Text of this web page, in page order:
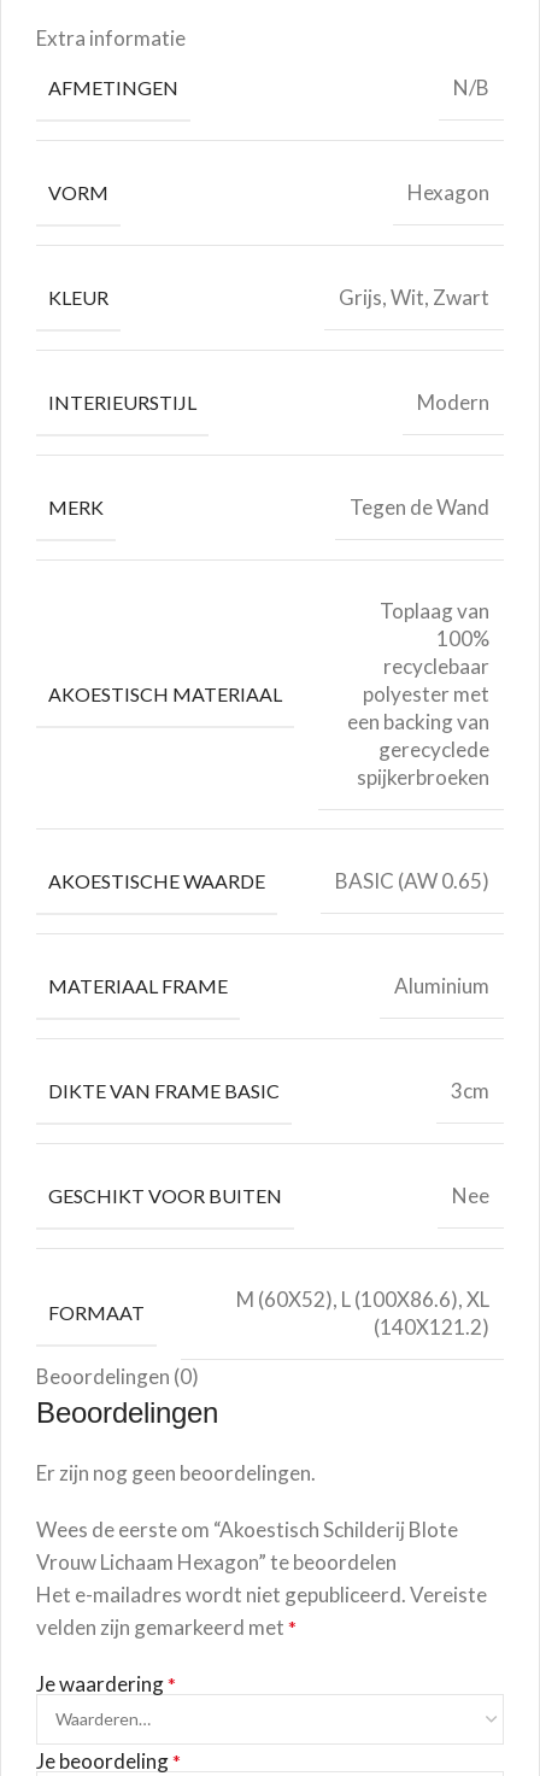
Extra informatie
AFMETINGEN N/B
VORM Hexagon
KLEUR Grijs, Wit, Zwart
INTERIEURSTIJL Modern
MERK Tegen de Wand
AKOESTISCH MATERIAAL
Toplaag van
100%
recyclebaar
polyester met
een backing van
gerecyclede
spijkerbroeken
AKOESTISCHE WAARDE BASIC (AW 0.65)
MATERIAAL FRAME Aluminium
DIKTE VAN FRAME BASIC 3cm
GESCHIKT VOOR BUITEN Nee
FORMAAT
M (60X52), L (100X86.6), XL
(140X121.2)
Beoordelingen (0)
Beoordelingen
Er zijn nog geen beoordelingen.
Wees de eerste om “Akoestisch Schilderij Blote
Vrouw Lichaam Hexagon” te beoordelen
Het e-mailadres wordt niet gepubliceerd.Vereiste
velden zijn gemarkeerd met *
Je waardering*
Je beoordeling*